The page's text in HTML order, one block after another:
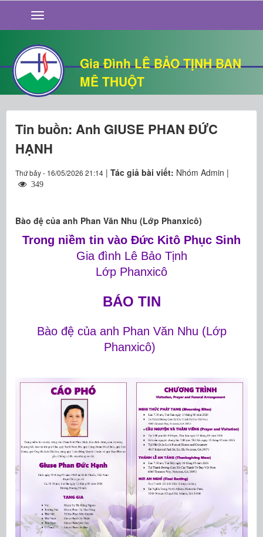
Gia Đình LÊ BẢO TỊNH BAN
MÊ THUỘT
GIỚI THIỆU
TIN TỨC
SỐNG ĐẠO
CHUYỆN NHÀ
QUÁN VĂN
THƯ GIÃN
Tin buồn: Anh GIUSE PHAN ĐỨC
HẠNH
Thứ bảy - 16/05/2026 21:14 | Tác giả bài viết: Nhóm Admin |
349
Bào đệ của anh Phan Văn Nhu (Lớp Phanxicô)
Trong niềm tin vào Đức Kitô Phục Sinh
Gia đình Lê Bảo Tịnh
Lớp Phanxicô
BÁO TIN
Bào đệ của anh Phan Văn Nhu (Lớp
Phanxicô)